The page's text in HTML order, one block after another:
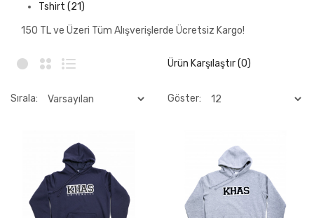
Tshirt (21)
150 TL ve Üzeri Tüm Alışverişlerde Ücretsiz Kargo!
Ürün Karşılaştır (0)
Sırala: Göster: